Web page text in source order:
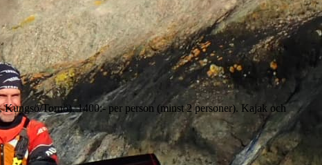
Tornö). 1400:- per person (minst 2 personer). Kajak och